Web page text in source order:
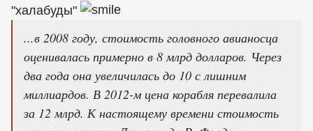
"халабуды"
...в 2008 году, стоимость головного авианосца
оценивалась примерно в 8 млрд долларов. Через
два года она увеличилась до 10 с лишним
миллиардов. В 2012-м цена корабля перевалила
за 12 млрд. К настоящему времени стоимость